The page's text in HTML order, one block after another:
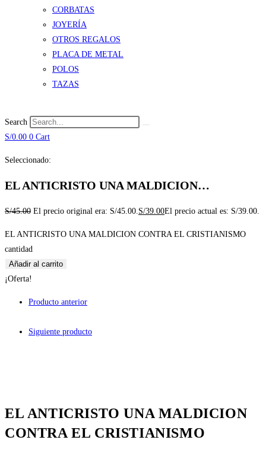
CORBATAS
JOYERÍA
OTROS REGALOS
PLACA DE METAL
POLOS
TAZAS
Search
S/0.00 0 Cart
Seleccionado:
EL ANTICRISTO UNA MALDICION…
S/45.00 El precio original era: S/45.00. S/39.00El precio actual es: S/39.00.
EL ANTICRISTO UNA MALDICION CONTRA EL CRISTIANISMO
cantidad
Añadir al carrito
¡Oferta!
Producto anterior
Siguiente producto
EL ANTICRISTO UNA MALDICION
CONTRA EL CRISTIANISMO